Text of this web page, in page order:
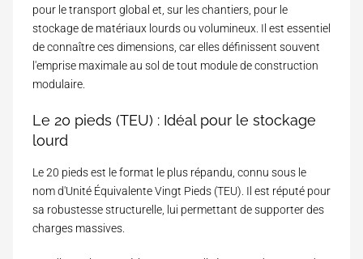
i
d
e
k
)
pour le transport global et, sur les chantiers, pour le
stockage de matériaux lourds ou volumineux. Il est essentiel
de connaître ces dimensions, car elles définissent souvent
l'emprise maximale au sol de tout module de construction
modulaire.
Le 20 pieds (TEU) : Idéal pour le stockage
lourd
Le 20 pieds est le format le plus répandu, connu sous le
nom d'Unité Équivalente Vingt Pieds (TEU) . Il est réputé pour
sa robustesse structurelle, lui permettant de supporter des
charges massives.